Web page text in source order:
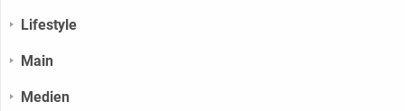
Lifestyle
Main
Medien